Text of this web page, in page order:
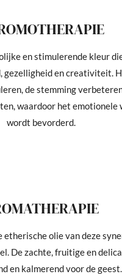
en stimulerende kleur
gezelligheid en creativiteit.
de stemming
waardoor het emotionele
wordt bevorderd.
etherische olie van deze
De zachte, fruitige en
en kalmerend voor de